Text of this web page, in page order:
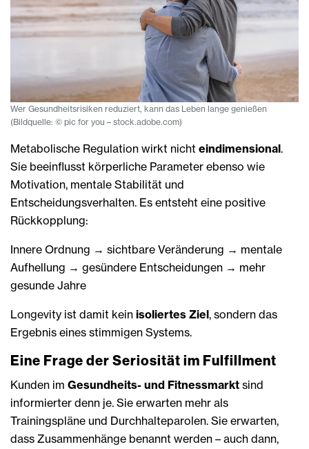
Wer Gesundheitsrisiken reduziert, kann das Leben lange genießen
(Bildquelle: © pic for you – stock.adobe.com)
Metabolische Regulation wirkt nicht eindimensional.
Sie beeinflusst körperliche Parameter ebenso wie
Motivation, mentale Stabilität und
Entscheidungsverhalten. Es entsteht eine positive
Rückkopplung:
Innere Ordnung → sichtbare Veränderung → mentale
Aufhellung → gesündere Entscheidungen → mehr
gesunde Jahre
Longevity ist damit kein isoliertes Ziel, sondern das
Ergebnis eines stimmigen Systems.
Eine Frage der Seriosität im Fulfillment
Kunden im Gesundheits- und Fitnessmarkt sind
informierter denn je. Sie erwarten mehr als
Trainingspläne und Durchhalteparolen. Sie erwarten,
dass Zusammenhänge benannt werden – auch dann,